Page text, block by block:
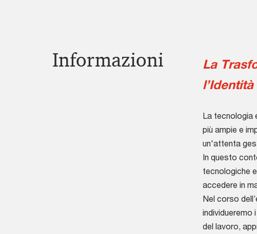
Informazioni
La
La tecnologia
più ampie e
un'attenta
In questo
tecnologiche
accedere in
Nel corso
individueremo
del lavoro,